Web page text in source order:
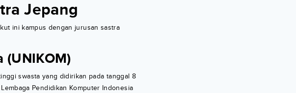
Jepang
ini kampus dengan jurusan sastra
(UNIKOM)
swasta yang didirikan pada tanggal 8
Pendidikan Komputer Indonesia